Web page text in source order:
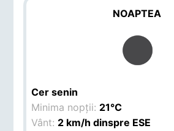
NOAPTEA
Cer senin
Minima nopții: 21°C
Vânt: 2 km/h dinspre ESE